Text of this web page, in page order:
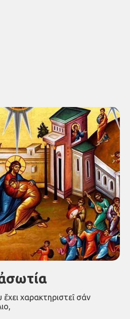
χαρακτηριστεῖ σάν